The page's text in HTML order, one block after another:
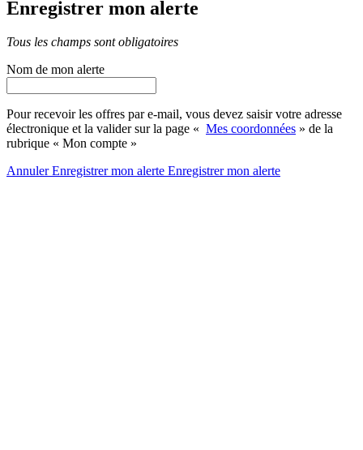
Enregistrer mon alerte
Tous les champs sont obligatoires
Nom de mon alerte
Pour recevoir les offres par e-mail, vous devez saisir votre adresse
électronique et la valider sur la page « Mes coordonnées » de la
rubrique « Mon compte »
AnnulerEnregistrer mon alerte Enregistrermon alerte